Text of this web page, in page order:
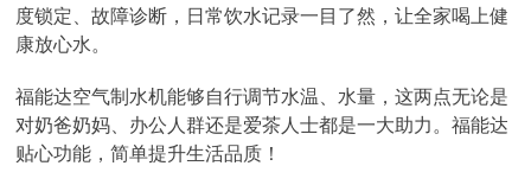
度锁定、故障诊断，日常饮水记录一目了然，让全家喝上健
康放心水。
福能达空气制水机能够自行调节水温、水量，这两点无论是
对奶爸奶妈、办公人群还是爱茶人士都是一大助力。福能达
贴心功能，简单提升生活品质！